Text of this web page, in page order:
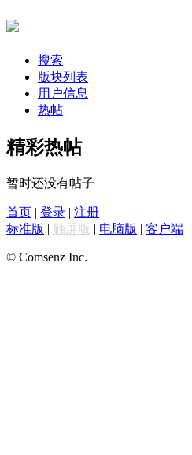
搜索
版块列表
用户信息
热帖
精彩热帖
暂时还没有帖子
首页 | 登录 | 注册
标准版 | 触屏版 | 电脑版 | 客户端
© Comsenz Inc.